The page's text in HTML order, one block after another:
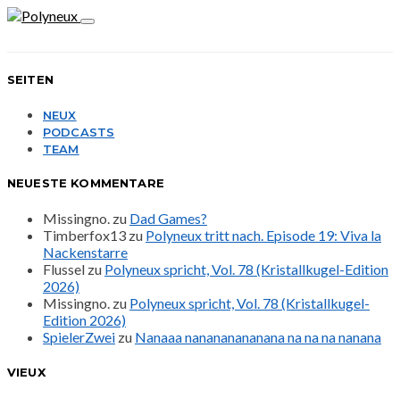
SEITEN
NEUX
PODCASTS
TEAM
NEUESTE KOMMENTARE
Missingno. zu Dad Games?
Timberfox13 zu Polyneux tritt nach. Episode 19: Viva la
Nackenstarre
Flussel zu Polyneux spricht, Vol. 78 (Kristallkugel-Edition
2026)
Missingno. zu Polyneux spricht, Vol. 78 (Kristallkugel-
Edition 2026)
SpielerZwei zu Nanaaa nanananananana na na na nanana
VIEUX